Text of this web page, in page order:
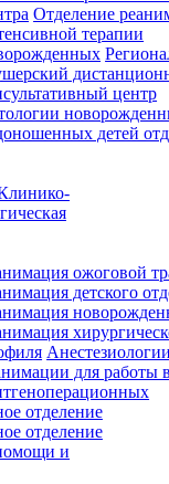
Отделение
терапии
центр
детей
ожоговой
детского
для работы
отделение
отделение
и